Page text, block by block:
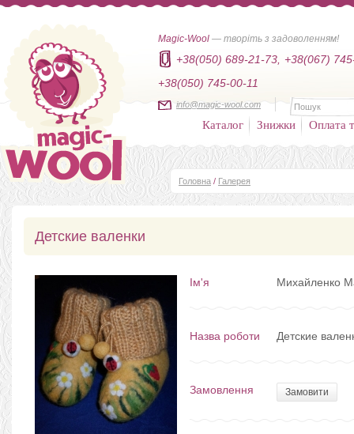
Magic-Wool — творіть з задоволенням!
+38(050) 689-21-73,
+38(067)
+38(050) 745-00-11
info@magic-wool.com
Каталог Знижки Оплата
Головна / Галерея
Детские валенки
Ім'я Михайленко
Назва роботи Детские
Замовлення Замовити